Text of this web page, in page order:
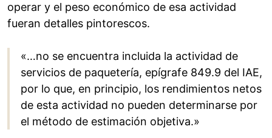
operar y el peso económico de esa actividad
fueran detalles pintorescos.
«…no se encuentra incluida la actividad de
servicios de paquetería, epígrafe 849.9 del IAE,
por lo que, en principio, los rendimientos netos
de esta actividad no pueden determinarse por
el método de estimación objetiva.»